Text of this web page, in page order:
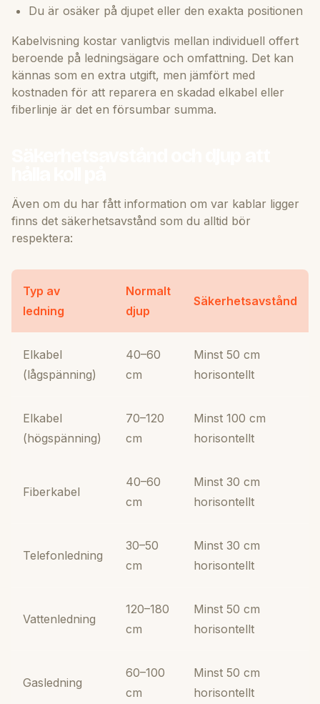
Du är osäker på djupet eller den exakta positionen
Kabelvisning kostar vanligtvis mellan individuell offert
beroende på ledningsägare och omfattning. Det kan
kännas som en extra utgift, men jämfört med
kostnaden för att reparera en skadad elkabel eller
fiberlinje är det en försumbar summa.
Även om du har fått information om var kablar ligger
finns det säkerhetsavstånd som du alltid bör
respektera:
Typ av
ledning
Normalt
djup
Säkerhetsavstånd
Elkabel
(lågspänning)
40–60
cm
Minst 50 cm
horisontellt
Elkabel
(högspänning)
70–120
cm
Minst 100 cm
horisontellt
Fiberkabel
40–60
cm
Minst 30 cm
horisontellt
Telefonledning
30–50
cm
Minst 30 cm
horisontellt
Vattenledning
120–180
cm
Minst 50 cm
horisontellt
Gasledning
60–100
cm
Minst 50 cm
horisontellt